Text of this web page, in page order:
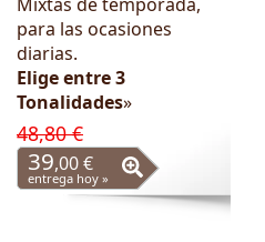
para las ocasiones
diarias.
Elige entre 3
Tonalidades»
48,80 €
39,00 €
entrega hoy »